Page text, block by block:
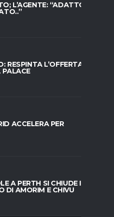
L’AGENTE: “ADATTO AL
RESPINTA L’OFFERTA DI
PALACE
ACCELERA PER
A PERTH SI CHIUDE IN
DI AMORIM E CHIVU